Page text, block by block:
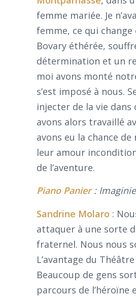
femme mariée. Je
femme, ce qui change
Bovary éthérée,
détermination et un
moi avons monté
s’est imposé à nous.
injecter de la vie
avons alors travaillé
avons eu la chance
leur amour
de l’aventure.
Piano Panier:
Sandrine Molaro :
attaquer à une sorte
fraternel. Nous nous
L’avantage du
Beaucoup de gens
parcours de